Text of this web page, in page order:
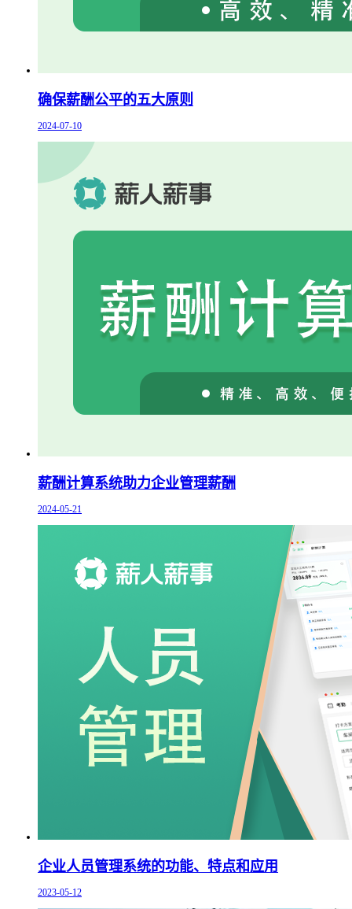
确保薪酬公平的五大原则
2024-07-10
薪酬计算系统助力企业管理薪酬
2024-05-21
企业人员管理系统的功能、特点和应用
2023-05-12